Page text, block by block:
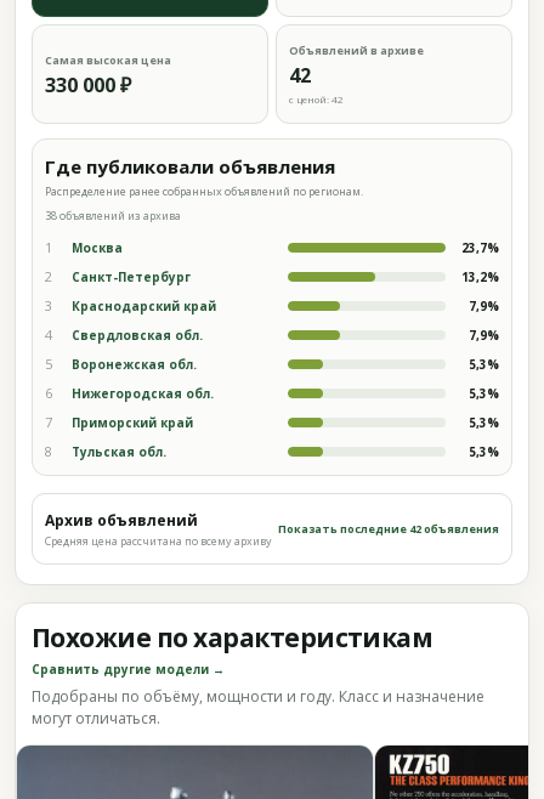
Самая высокая цена
330 000 ₽
Объявлений в архиве
42
с ценой: 42
Где публиковали объявления
Распределение ранее собранных объявлений по регионам.
38 объявлений из архива
1 Москва 23,7%
2 Санкт-Петербург 13,2%
3 Краснодарский край 7,9%
4 Свердловская обл. 7,9%
5 Воронежская обл. 5,3%
6 Нижегородская обл. 5,3%
7 Приморский край 5,3%
8 Тульская обл. 5,3%
Архив объявлений
Средняя цена рассчитана по всему архиву
Показать последние 42 объявления
Похожие по характеристикам
Сравнить другие модели →
Подобраны по объёму, мощности и году. Класс и назначение
могут отличаться.